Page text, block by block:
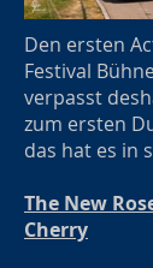
Den ersten
Festival
verpasst
zum ersten
das hat es in
The New
Cherry